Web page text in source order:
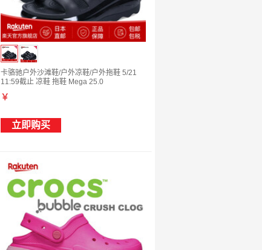
卡骆驰户外沙滩鞋/户外凉鞋/户外拖鞋 5/21
11:59截止 凉鞋 拖鞋 Mega 25.0
￥
立即购买